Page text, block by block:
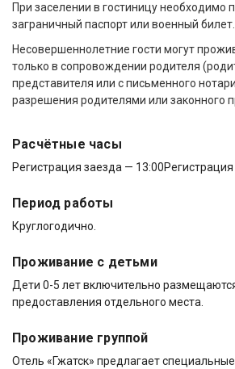
При заселении в гостиницу необходимо
заграничный паспорт или военный билет.
Несовершеннолетние гости могут
только в сопровождении родителя
представителя или с письменного
разрешения родителями или законного
Расчётные часы
Регистрация заезда — 13:00
Период работы
Круглогодично.
Проживание с детьми
Дети 0-5 лет включительно
предоставления отдельного места.
Проживание группой
Отель «Гжатск» предлагает